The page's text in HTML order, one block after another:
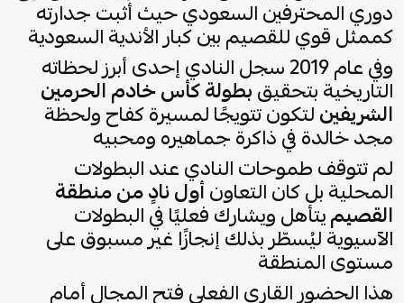
دوري المحترفين السعودي حيث أثبت جدارته
كممثل قوي للقصيم بين كبار الأندية السعودية
وفي عام 2019 سجل النادي إحدى أبرز لحظاته
التاريخية بتحقيق بطولة كأس خادم الحرمين
الشريفين لتكون تتويجًا لمسيرة كفاح ولحظة
مجد خالدة في ذاكرة جماهيره ومحبيه
لم تتوقف طموحات النادي عند البطولات
المحلية بل كان التعاون أول نادٍ من منطقة
القصيميتأهل ويشارك فعليًا في البطولات
الآسيوية ليُسطّر بذلك إنجازًا غير مسبوق على
مستوى المنطقة
هذا الحضور القاري الفعلي فتح المجال أمام